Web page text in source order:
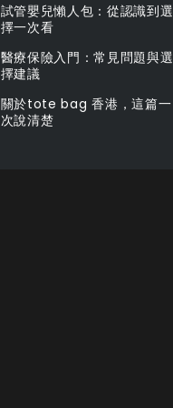
試管嬰兒懶人包：從認識到選
擇一次看
醫療保險入門：常見問題與選
擇建議
關於tote bag 香港，這篇一
次說清楚